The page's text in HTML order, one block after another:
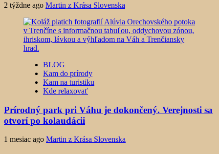
2 týždne ago Martin z Krása Slovenska
BLOG
Kam do prírody
Kam na turistiku
Kde relaxovať
Prírodný park pri Váhu je dokončený. Verejnosti sa
otvorí po kolaudácii
1 mesiac ago Martin z Krása Slovenska